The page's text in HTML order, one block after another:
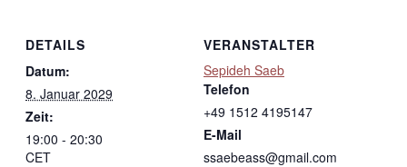
DETAILS
Datum:
8. Januar 2029
Zeit:
19:00 - 20:30
CET
VERANSTALTER
Sepideh Saeb
Telefon
+49 1512 4195147
E-Mail
ssaebeass@gmail.com